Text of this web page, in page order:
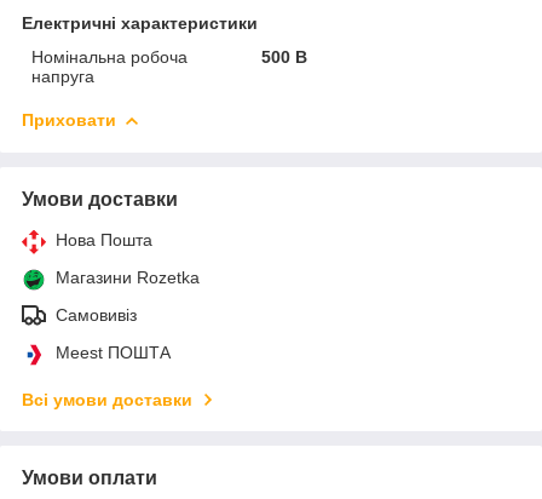
Електричні характеристики
Номінальна робоча
напруга
500 В
Приховати
Умови доставки
Нова Пошта
Магазини Rozetka
Самовивіз
Meest ПОШТА
Всі умови доставки
Умови оплати